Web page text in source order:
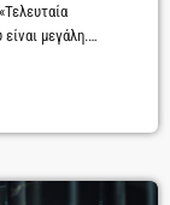
μεγάλη.
σεζόν και
Είναι ο